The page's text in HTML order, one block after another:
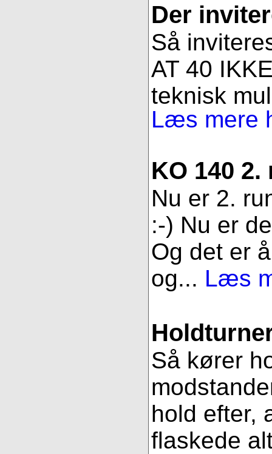
Der
Så
AT 40
teknisk
Læs mere
KO 140 2.
Nu er 2.
:-) Nu er
Og det er
og... Læs
Så kører
hold efter,
flaskede